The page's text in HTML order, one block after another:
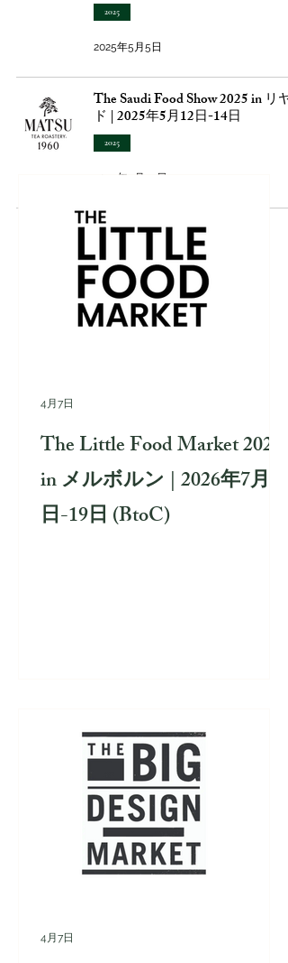
2025
2025年5月5日
The Saudi Food Show 2025 in リヤ
ド | 2025年5月12日-14日
2025
2025年4月29日
The Little Food Market 2026
in メルボルン | 2026年7月17
日-19日 (BtoC)
4月7日
4月7日